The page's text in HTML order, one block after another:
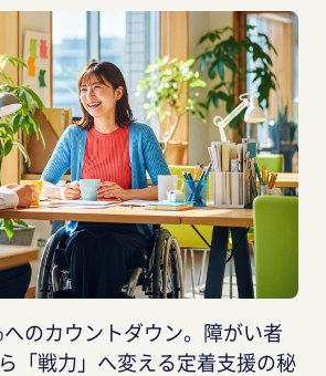
のカウントダウン。障がい者
「戦力」へ変える定着支援の秘